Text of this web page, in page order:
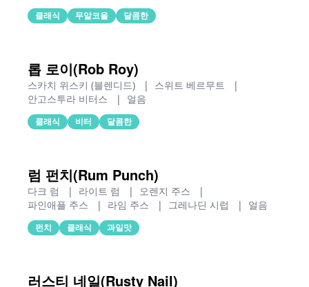
클래식 무알코올 달콤한
롭 로이(Rob Roy)
스카치 위스키 (블렌디드) | 스위트 베르무트
|
안고스투라 비터스
| 얼음
클래식 비터 달콤한
럼 펀치(Rum Punch)
다크 럼 | 라이트 럼 | 오렌지 주스
|
파인애플 주스
| 라임 주스 | 그레나딘 시럽 | 얼음
펀치 클래식 과일맛
러스티 네일(Rusty Nail)